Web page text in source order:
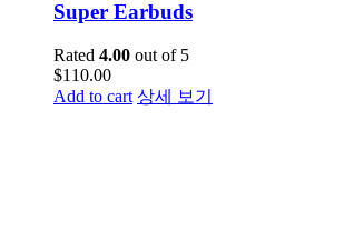
Super Earbuds
Rated 4.00 out of 5
$110.00
Add to cart 상세 보기